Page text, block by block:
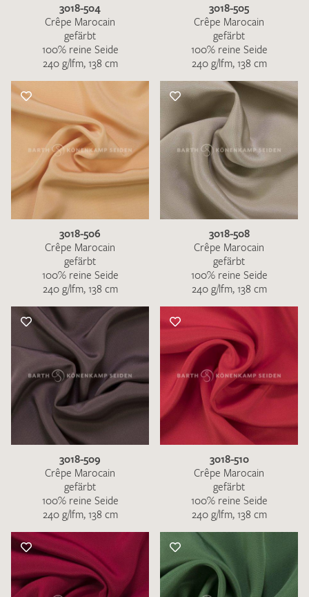
3018-504
Crêpe Marocain
gefärbt
100% reine Seide
240 g/lfm, 138 cm
3018-505
Crêpe Marocain
gefärbt
100% reine Seide
240 g/lfm, 138 cm
3018-506
Crêpe Marocain
gefärbt
100% reine Seide
240 g/lfm, 138 cm
3018-508
Crêpe Marocain
gefärbt
100% reine Seide
240 g/lfm, 138 cm
3018-509
Crêpe Marocain
gefärbt
100% reine Seide
240 g/lfm, 138 cm
3018-510
Crêpe Marocain
gefärbt
100% reine Seide
240 g/lfm, 138 cm